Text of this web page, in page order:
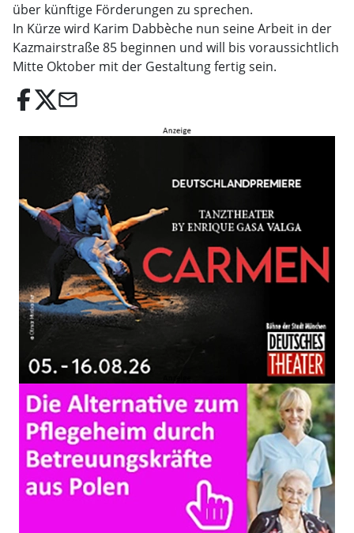
über künftige Förderungen zu sprechen.
In Kürze wird Karim Dabbèche nun seine Arbeit in der
Kazmairstraße 85 beginnen und will bis voraussichtlich
Mitte Oktober mit der Gestaltung fertig sein.
email